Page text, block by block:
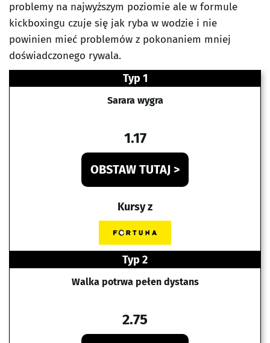
problemy na najwyższym poziomie ale w formule
kickboxingu czuje się jak ryba w wodzie i nie
powinien mieć problemów z pokonaniem mniej
doświadczonego rywala.
Typ 1
Sarara wygra
1.17
OBSTAW TUTAJ >
Kursy z
Typ 2
Walka potrwa pełen dystans
2.75